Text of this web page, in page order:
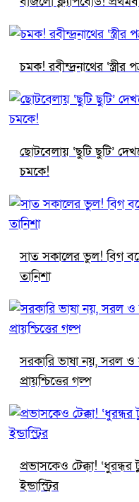
চমক! রবীন্দ্রনাথের
ছোটবেলায় ‘ছুটি ছুটি’
চমকে!
সাত সকালের ভুল! বিগ
তানিশা
সরকারি ভাষা নয়, সরল
প্রায়শ্চিত্তের গল্প
প্রভাসকেও টেক্কা!
ইন্ডাস্ট্রির